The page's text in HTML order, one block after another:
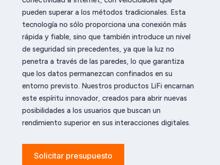
pueden superar a los métodos tradicionales. Esta
tecnología no sólo proporciona una conexión más
rápida y fiable, sino que también introduce un nivel
de seguridad sin precedentes, ya que la luz no
penetra a través de las paredes, lo que garantiza
que los datos permanezcan confinados en su
entorno previsto. Nuestros productos LiFi encarnan
este espíritu innovador, creados para abrir nuevas
posibilidades a los usuarios que buscan un
rendimiento superior en sus interacciones digitales.
Solicitar presupuesto